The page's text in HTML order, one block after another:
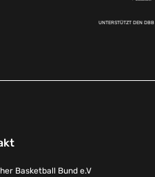
UNTERSTÜTZT DEN DBB
Basketball Bund e.V